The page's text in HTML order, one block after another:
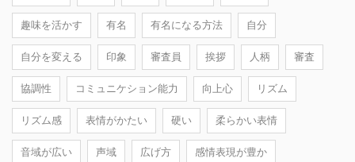
趣味を活かす 有名 有名になる方法 自分
自分を変える 印象 審査員 挨拶 人柄 審査
協調性 コミュニケション能力 向上心 リズム
リズム感 表情がかたい 硬い 柔らかい表情
音域が広い 声域 広げ方 感情表現が豊か